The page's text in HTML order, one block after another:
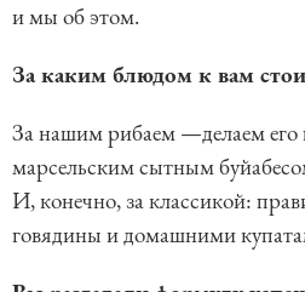
и мы об этом.
За каким блюдом к вам
За нашим рибаем —делаем его
марсельским сытным
И, конечно, за классикой:
говядины и домашними